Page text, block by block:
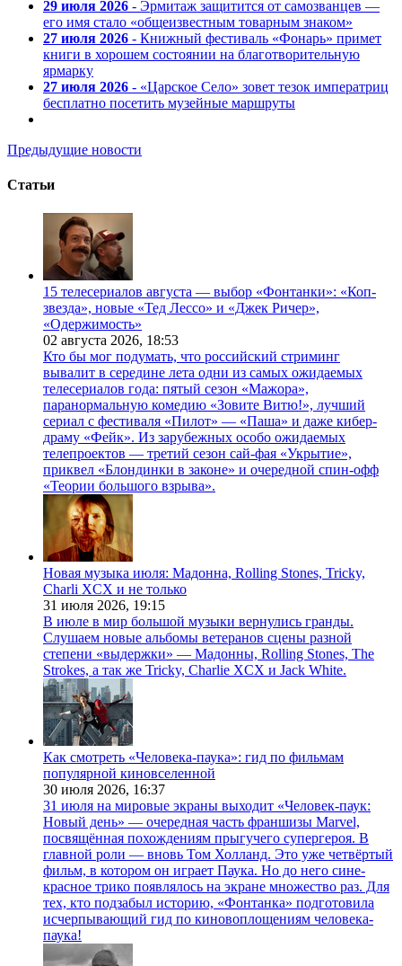
29 июля 2026 - Эрмитаж защитится от самозванцев —
его имя стало «общеизвестным товарным знаком»
27 июля 2026 - Книжный фестиваль «Фонарь» примет
книги в хорошем состоянии на благотворительную
ярмарку
27 июля 2026 - «Царское Село» зовет тезок императриц
бесплатно посетить музейные маршруты
Предыдущие новости
Статьи
15 телесериалов августа — выбор «Фонтанки»: «Коп-
звезда», новые «Тед Лессо» и «Джек Ричер»,
«Одержимость»
02 августа 2026, 18:53
Кто бы мог подумать, что российский стриминг
вывалит в середине лета одни из самых ожидаемых
телесериалов года: пятый сезон «Мажора»,
паранормальную комедию «Зовите Витю!», лучший
сериал с фестиваля «Пилот» — «Паша» и даже кибер-
драму «Фейк». Из зарубежных особо ожидаемых
телепроектов — третий сезон сай-фая «Укрытие»,
приквел «Блондинки в законе» и очередной спин-офф
«Теории большого взрыва».
Новая музыка июля: Мадонна, Rolling Stones, Tricky,
Charli XCX и не только
31 июля 2026, 19:15
В июле в мир большой музыки вернулись гранды.
Слушаем новые альбомы ветеранов сцены разной
степени «выдержки» — Мадонны, Rolling Stones, The
Strokes, а так же Tricky, Charlie XCX и Jack White.
Как смотреть «Человека-паука»: гид по фильмам
популярной киновселенной
30 июля 2026, 16:37
31 июля на мировые экраны выходит «Человек-паук:
Новый день» — очередная часть франшизы Marvel,
посвящённая похождениям прыгучего супергероя. В
главной роли — вновь Том Холланд. Это уже четвёртый
фильм, в котором он играет Паука. Но до него сине-
красное трико появлялось на экране множество раз. Для
тех, кто подзабыл историю, «Фонтанка» подготовила
исчерпывающий гид по киновоплощениям человека-
паука!